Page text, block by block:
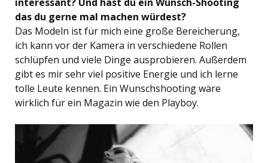
das du gerne mal machen würdest?
Das Modeln ist für mich eine große Bereicherung,
ich kann vor der Kamera in verschiedene Rollen
schlüpfen und viele Dinge ausprobieren. Außerdem
gibt es mir sehr viel positive Energie und ich lerne
tolle Leute kennen. Ein Wunschshooting wäre
wirklich für ein Magazin wie den Playboy.